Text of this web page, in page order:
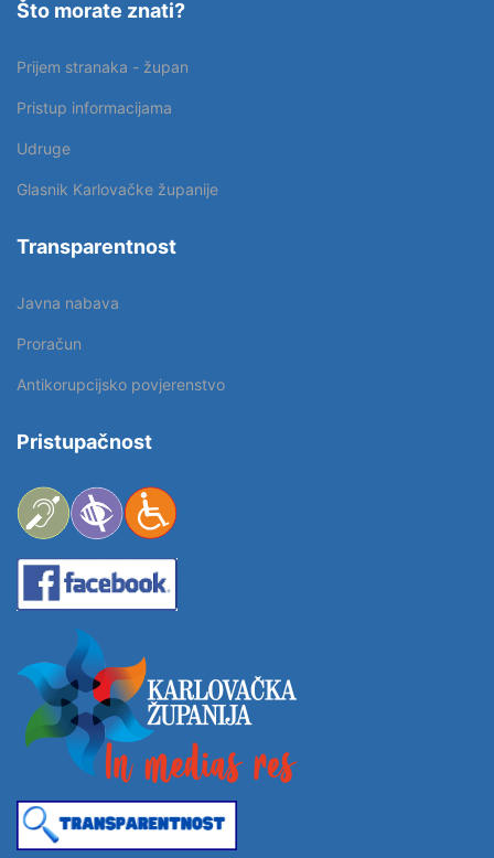
Što morate znati?
Prijem stranaka - župan
Pristup informacijama
Udruge
Glasnik Karlovačke županije
Transparentnost
Javna nabava
Proračun
Antikorupcijsko povjerenstvo
Pristupačnost